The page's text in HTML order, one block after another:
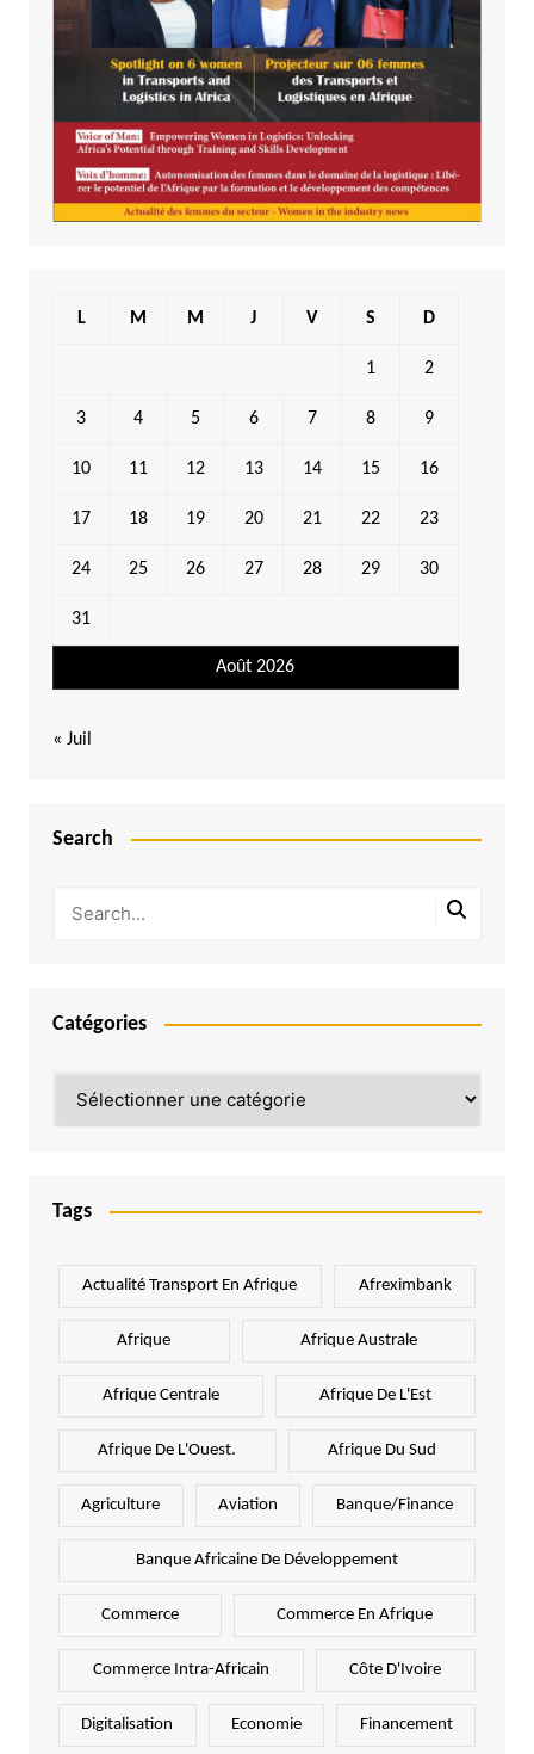
Août 2026
L M M J V S D
1 2
3 4 5 6 7 8 9
10 11 12 13 14 15 16
17 18 19 20 21 22 23
24 25 26 27 28 29 30
31
« Juil
Search
Catégories
Tags
Actualité Transport En Afrique Afreximbank
Afrique Afrique Australe
Afrique Centrale Afrique De L'Est
Afrique De L'Ouest. Afrique Du Sud
Agriculture Aviation Banque/Finance
Banque Africaine De Développement
Commerce Commerce En Afrique
Commerce Intra-Africain Côte D'Ivoire
Digitalisation Economie Financement